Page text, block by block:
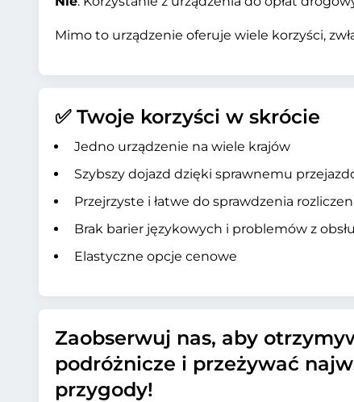
Mimo to urządzenie oferuje wiele korzyści,
✅ Twoje korzyści w skrócie
Jedno urządzenie na wiele krajów
Szybszy dojazd dzięki sprawnemu
Przejrzyste i łatwe do sprawdzenia
Brak barier językowych i problemów z
Elastyczne opcje cenowe
Zaobserwuj nas, aby
podróżnicze i przeżywać
przygody!